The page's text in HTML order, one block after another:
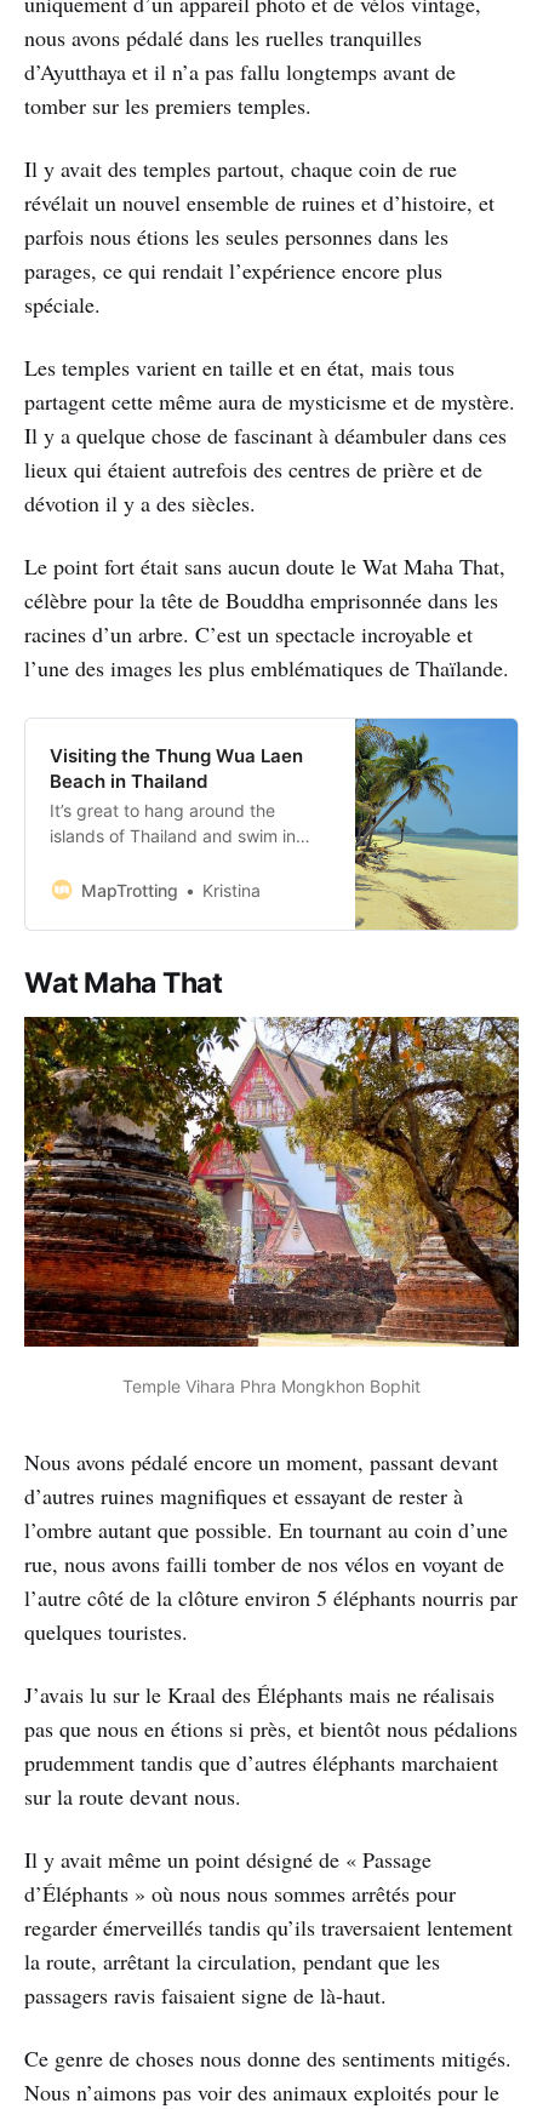
nous avons pédalé dans les ruelles tranquilles
d’Ayutthaya et il n’a pas fallu longtemps avant de
tomber sur les premiers temples.
Il y avait des temples partout, chaque coin de rue
révélait un nouvel ensemble de ruines et d’histoire, et
parfois nous étions les seules personnes dans les
parages, ce qui rendait l’expérience encore plus
spéciale.
Les temples varient en taille et en état, mais tous
partagent cette même aura de mysticisme et de mystère.
Il y a quelque chose de fascinant à déambuler dans ces
lieux qui étaient autrefois des centres de prière et de
dévotion il y a des siècles.
Le point fort était sans aucun doute le Wat Maha That,
célèbre pour la tête de Bouddha emprisonnée dans les
racines d’un arbre. C’est un spectacle incroyable et
l’une des images les plus emblématiques de Thaïlande.
Visiting the Thung Wua Laen
Beach in Thailand
It’s great to hang around the
islands of Thailand and swim in
to get off the backpacker trail and
while. We loved Thung Wua Laen
extending our stay here by a
MapTrotting Kristina
Wat Maha That
Temple Vihara Phra Mongkhon Bophit
Nous avons pédalé encore un moment, passant devant
d’autres ruines magnifiques et essayant de rester à
l’ombre autant que possible. En tournant au coin d’une
rue, nous avons failli tomber de nos vélos en voyant de
l’autre côté de la clôture environ 5 éléphants nourris par
quelques touristes.
J’avais lu sur le Kraal des Éléphants mais ne réalisais
pas que nous en étions si près, et bientôt nous pédalions
prudemment tandis que d’autres éléphants marchaient
sur la route devant nous.
Il y avait même un point désigné de « Passage
d’Éléphants » où nous nous sommes arrêtés pour
regarder émerveillés tandis qu’ils traversaient lentement
la route, arrêtant la circulation, pendant que les
passagers ravis faisaient signe de là-haut.
Ce genre de choses nous donne des sentiments mitigés.
Nous n’aimons pas voir des animaux exploités pour le